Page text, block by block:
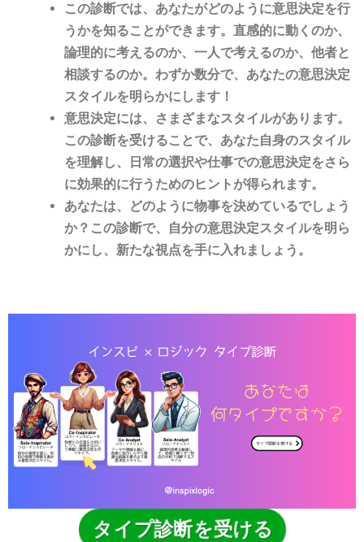
この診断では、あなたがどのように意思決定を行
うかを知ることができます。直感的に動くのか、
論理的に考えるのか、一人で考えるのか、他者と
相談するのか。わずか数分で、あなたの意思決定
スタイルを明らかにします！
意思決定には、さまざまなスタイルがあります。
この診断を受けることで、あなた自身のスタイル
を理解し、日常の選択や仕事での意思決定をさら
に効果的に行うためのヒントが得られます。
あなたは、どのように物事を決めているでしょう
か？この診断で、自分の意思決定スタイルを明ら
かにし、新たな視点を手に入れましょう。
タイプ診断を受ける